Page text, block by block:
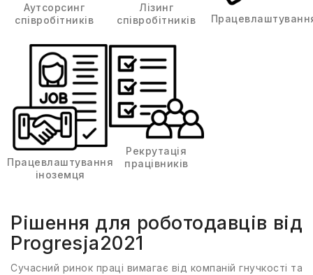
Аутсорсинг
співробітників
Лізинг
співробітників
Працевлаштування
іноземця
Рекрутація
працівників
Рішення для роботодавців від
Progresja2021
Сучасний ринок праці вимагає від компаній гнучкості та